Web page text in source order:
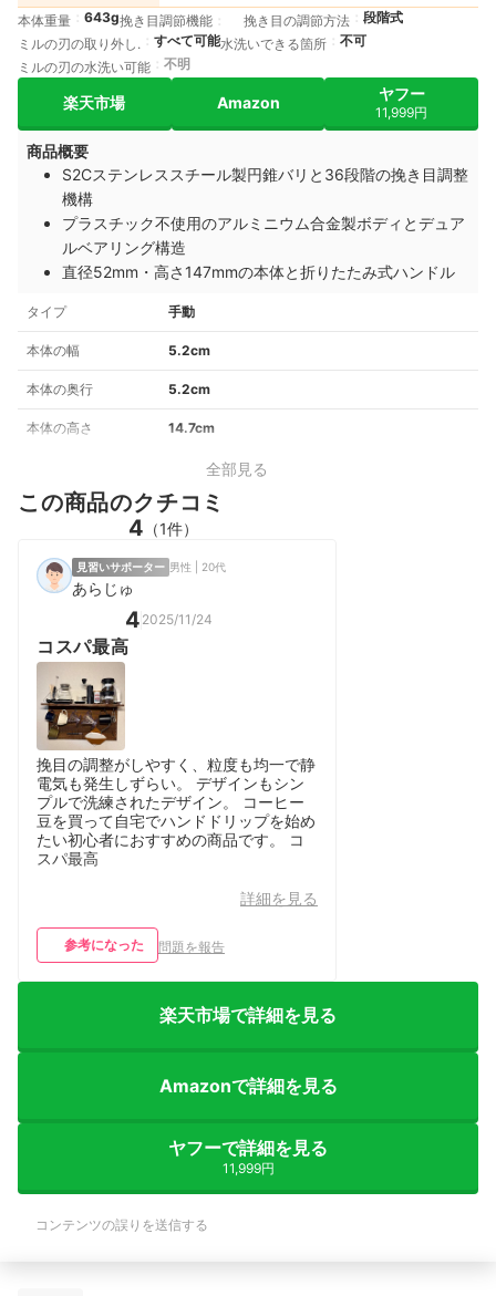
本体重量 643g挽き目調節機能 挽き目の調節方法
段階式
ミルの刃の取り外し.
すべて可能水洗いできる箇所
不可
ミルの刃の水洗い可能
不明
楽天市場 Amazon ヤフー
11,999円
商品概要
S2Cステンレススチール製円錐バリと36段階の挽き目調整
機構
プラスチック不使用のアルミニウム合金製ボディとデュア
ルベアリング構造
直径52mm・高さ147mmの本体と折りたたみ式ハンドル
タイプ 手動
本体の幅 5.2cm
本体の奥行 5.2cm
本体の高さ 14.7cm
全部見る
この商品のクチコミ
4 （1件）
見習いサポーター 男性 | 20代
あらじゅ
4 2025/11/24
コスパ最高
挽目の調整がしやすく、粒度も均一で静
電気も発生しずらい。 デザインもシン
プルで洗練されたデザイン。 コーヒー
豆を買って自宅でハンドドリップを始め
たい初心者におすすめの商品です。 コ
スパ最高
詳細を見る
参考になった 問題を報告
楽天市場で詳細を見る
Amazonで詳細を見る
ヤフーで詳細を見る
11,999円
コンテンツの誤りを送信する